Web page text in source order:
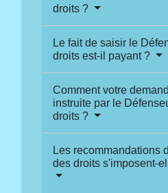
droits ?
Le fait de saisir le
droits est-il payant ?
Comment votre
instruite par le
droits ?
Les recommandations
des droits s'imposent-